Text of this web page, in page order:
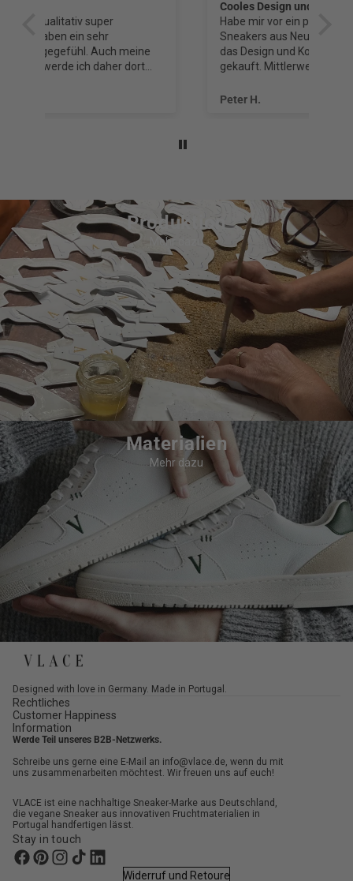
Cooles Design und tolles Konzept
Habe mir vor ein paar Wochen VLACE
Sneakers aus Neugier und auch, weil mir
das Design und Konzept gefallen hat,
gekauft. Mittlerweile bin ich so überzeugt,
Produktion
Mehr dazu
Materialien
Mehr dazu
Designed with love in Germany. Made in Portugal.
Rechtliches
Customer Happiness
Information
Werde Teil unseres B2B-Netzwerks.
Schreibe uns gerne eine E-Mail an info@vlace.de, wenn du mit
uns zusammenarbeiten möchtest. Wir freuen uns auf euch!
VLACE ist eine nachhaltige Sneaker-Marke aus Deutschland,
die vegane Sneaker aus innovativen Fruchtmaterialien in
Portugal handfertigen lässt.
Stay in touch
Widerruf und Retoure